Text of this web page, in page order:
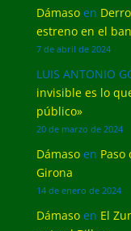
Dámasoen
estreno en el
7 de abril de 2024
LUIS ANTONIO
invisible es lo
público»
20 de marzo de 2024
Dámasoen
Girona
14 de enero de 2024
Dámasoen El